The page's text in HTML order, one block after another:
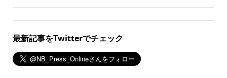
最新記事をTwitterでチェック